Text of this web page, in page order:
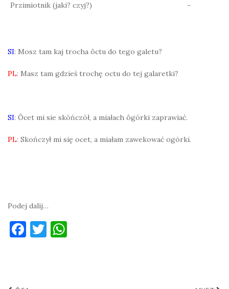
Przimiotnik (jaki? czyj?) -
SI: Mosz tam kaj trocha ôctu do tego galetu?
PL: Masz tam gdzieś trochę octu do tej galaretki?
SI: Ôcet mi sie skōńczōł, a miałach ôgōrki zaprawiać.
PL: Skończył mi się ocet, a miałam zawekować ogórki.
Podej dalij…
F T